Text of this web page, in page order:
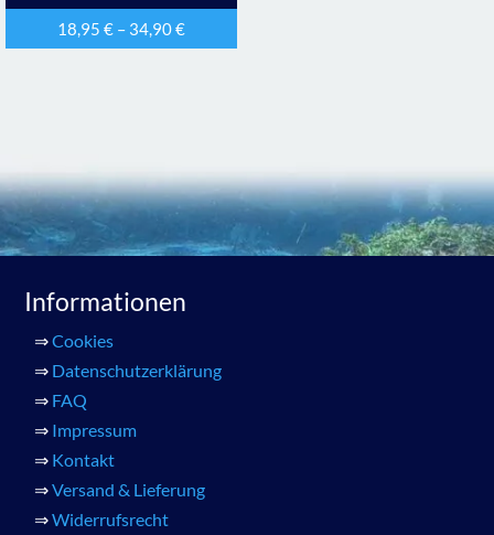
18,95€ – 34,90€
Informationen
⇒Cookies
⇒ Datenschutzerklärung
⇒ FAQ
⇒ Impressum
⇒ Kontakt
⇒Versand & Lieferung
⇒Widerrufsrecht